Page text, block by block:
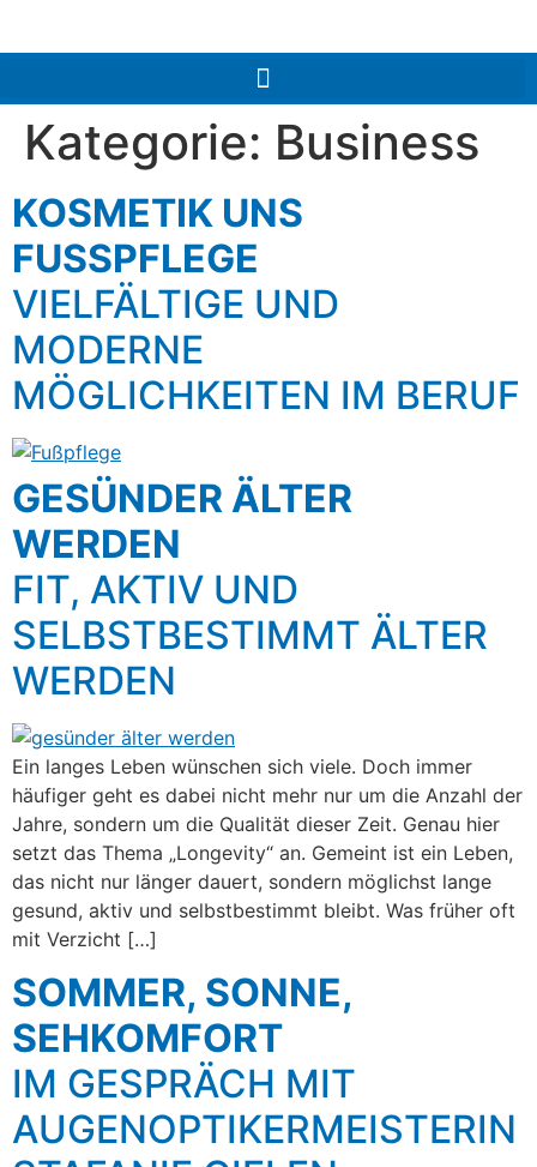
Kategorie: Business
KOSMETIK UNS
FUSSPFLEGE
VIELFÄLTIGE UND
MODERNE
MÖGLICHKEITEN IM BERUF
GESÜNDER ÄLTER
WERDEN
FIT, AKTIV UND
SELBSTBESTIMMT ÄLTER
WERDEN
Ein langes Leben wünschen sich viele. Doch immer
häufiger geht es dabei nicht mehr nur um die Anzahl der
Jahre, sondern um die Qualität dieser Zeit. Genau hier
setzt das Thema „Longevity“ an. Gemeint ist ein Leben,
das nicht nur länger dauert, sondern möglichst lange
gesund, aktiv und selbstbestimmt bleibt. Was früher oft
mit Verzicht […]
SOMMER, SONNE,
SEHKOMFORT
IM GESPRÄCH MIT
AUGENOPTIKERMEISTERIN